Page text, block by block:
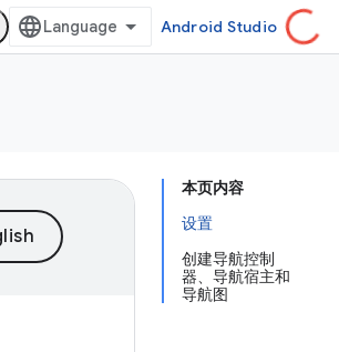
Android Studio
本页内容
设置
创建导航控制
器、导航宿主和
导航图